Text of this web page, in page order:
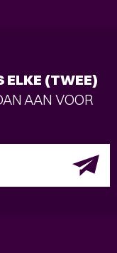
ELKE (TWEE)
AAN VOOR